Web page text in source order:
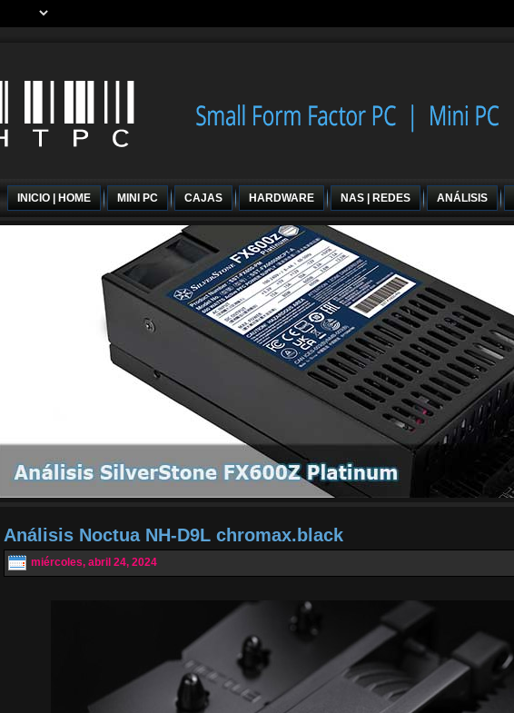
INICIO | HOME MINI PC CAJAS HARDWARE NAS | REDES ANÁLISIS
Análisis Noctua NH-D9L chromax.black
miércoles, abril 24, 2024